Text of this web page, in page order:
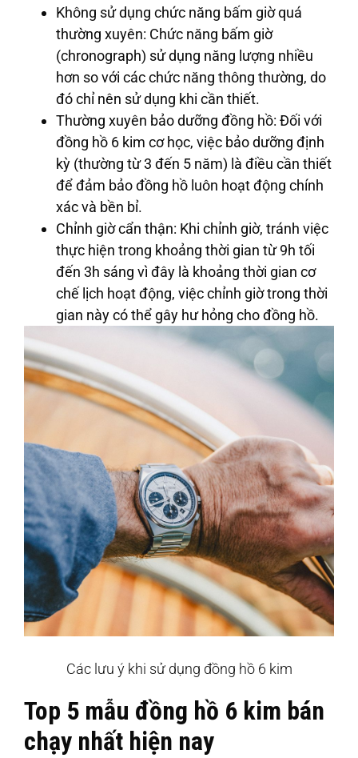
Không sử dụng chức năng bấm giờ quá
thường xuyên: Chức năng bấm giờ
(chronograph) sử dụng năng lượng nhiều
hơn so với các chức năng thông thường, do
đó chỉ nên sử dụng khi cần thiết.
Thường xuyên bảo dưỡng đồng hồ: Đối với
đồng hồ 6 kim cơ học, việc bảo dưỡng định
kỳ (thường từ 3 đến 5 năm) là điều cần thiết
để đảm bảo đồng hồ luôn hoạt động chính
xác và bền bỉ.
Chỉnh giờ cẩn thận: Khi chỉnh giờ, tránh việc
thực hiện trong khoảng thời gian từ 9h tối
đến 3h sáng vì đây là khoảng thời gian cơ
chế lịch hoạt động, việc chỉnh giờ trong thời
gian này có thể gây hư hỏng cho đồng hồ.
Các lưu ý khi sử dụng đồng hồ 6 kim
Top 5 mẫu đồng hồ 6 kim bán
chạy nhất hiện nay